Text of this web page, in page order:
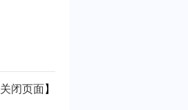
关闭页面】